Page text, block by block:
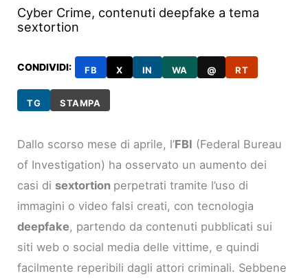
Cyber Crime, contenuti deepfake a tema
sextortion
CONDIVIDI: FB X IN WA @ RT
TG STAMPA
Dallo scorso mese di aprile, l’FBI (Federal Bureau
of Investigation) ha osservato un aumento dei
casi di sextortion perpetrati tramite l’uso di
immagini o video falsi creati, con tecnologia
deepfake, partendo da contenuti pubblicati sui
siti web o social media delle vittime, e quindi
facilmente reperibili dagli attori criminali. Sebbene